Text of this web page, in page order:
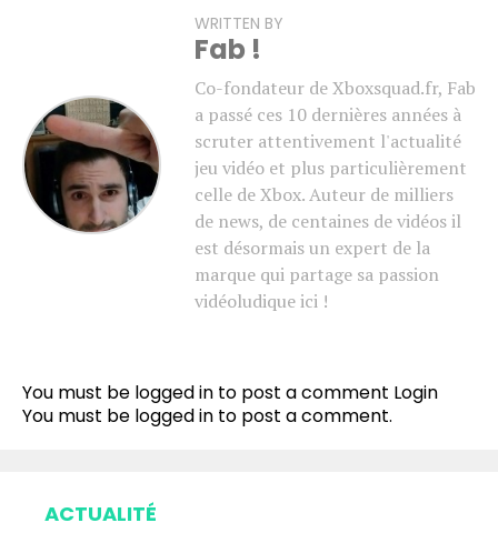
WRITTEN BY
Fab !
Co-fondateur de Xboxsquad.fr, Fab
a passé ces 10 dernières années à
scruter attentivement l'actualité
jeu vidéo et plus particulièrement
celle de Xbox. Auteur de milliers
de news, de centaines de vidéos il
est désormais un expert de la
marque qui partage sa passion
vidéoludique ici !
You must be logged in to post a comment Login
You must be logged in to post a comment.
ACTUALITÉ